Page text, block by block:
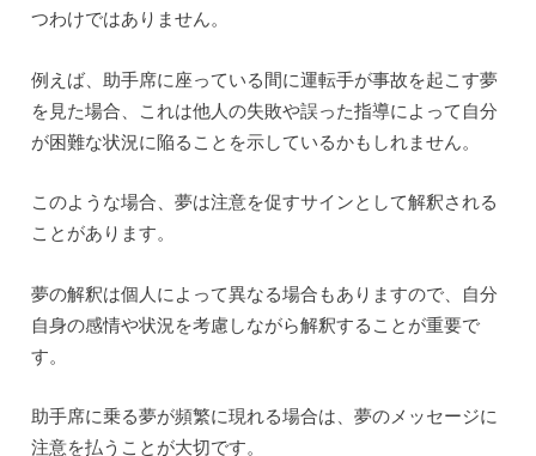
つわけではありません。
例えば、助手席に座っている間に運転手が事故を起こす夢
を見た場合、これは他人の失敗や誤った指導によって自分
が困難な状況に陥ることを示しているかもしれません。
このような場合、夢は注意を促すサインとして解釈される
ことがあります。
夢の解釈は個人によって異なる場合もありますので、自分
自身の感情や状況を考慮しながら解釈することが重要で
す。
助手席に乗る夢が頻繁に現れる場合は、夢のメッセージに
注意を払うことが大切です。